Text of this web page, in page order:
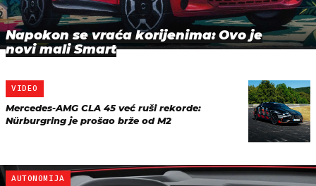
Napokon se vraća korijenima: Ovo je
novi mali Smart
VIDEO
Mercedes-AMG CLA 45 već ruši rekorde:
Nürburgring je prošao brže od M2
AUTONOMIJA